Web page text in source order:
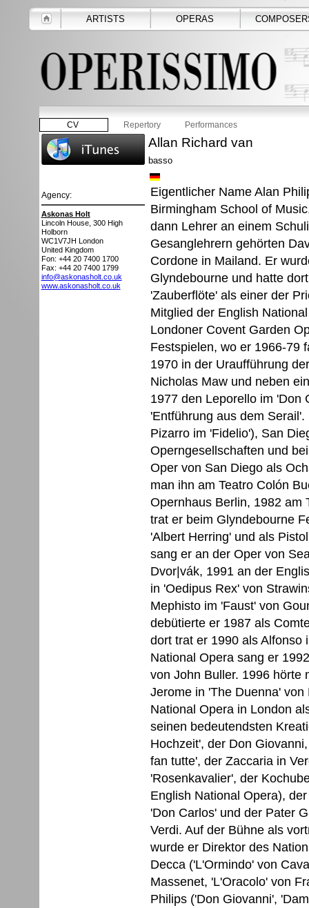
ARTISTS OPERAS
CV Repertory Performances
Agency:
Askonas Holt
Lincoln House, 300 High
Holborn
WC1V7JH London
United Kingdom
Fon: +44 20 7400 1700
Fax: +44 20 7400 1799
info@askonasholt.co.uk
www.askonasholt.co.uk
Allan Richard van
basso
Eigentlicher Name Alan
Birmingham School of
dann Lehrer an einem
Gesanglehrern gehörten
Cordone in Mailand. Er
Glyndebourne und hatte
'Zauberflöte' als einer der
Mitglied der English
Londoner Covent Garden
Festspielen, wo er 1966-79
1970 in der Uraufführung
Nicholas Maw und neben
1977 den Leporello im 'Don
'Entführung aus dem
Pizarro im 'Fidelio'), San
Operngesellschaften und
Oper von San Diego als
man ihn am Teatro Colón
Opernhaus Berlin, 1982 am
trat er beim Glyndebourne
'Albert Herring' und als
sang er an der Oper von
Dvor|vák, 1991 an der
in 'Oedipus Rex' von
Mephisto im 'Faust' von
debütierte er 1987 als
dort trat er 1990 als Alfonso
National Opera sang er
von John Buller. 1996 hörte
Jerome in 'The Duenna'
National Opera in London
seinen bedeutendsten
Hochzeit', der Don
fan tutte', der Zaccaria in
'Rosenkavalier', der
English National Opera),
'Don Carlos' und der Pater
Verdi. Auf der Bühne als
wurde er Direktor des
Decca ('L'Ormindo' von
Massenet, 'L'Oracolo' von
Philips ('Don Giovanni',